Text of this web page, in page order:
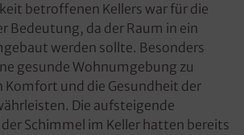
betroffenen Kellers war für die
Bedeutung, da der Raum in ein
werden sollte. Besonders
gesunde Wohnumgebung zu
Komfort und die Gesundheit der
Die aufsteigende
Schimmel im Keller hatten bereits